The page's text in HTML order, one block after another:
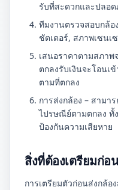
รับที่สะดวกและปลอ
ทีมงานตรวจสอบกล้
ชัตเตอร์, สภาพเซนเ
เสนอราคาตามสภา
ตกลงรับเงินจะโอน
ตามที่ตกลง
การส่งกล้อง – สามา
ไปรษณีย์ตามตกลง ทั้
ป้องกันความเสียหาย
สิ่งที่ต้องเตรียมก่อ
การเตรียมตัวก่อนส่งกล้อ